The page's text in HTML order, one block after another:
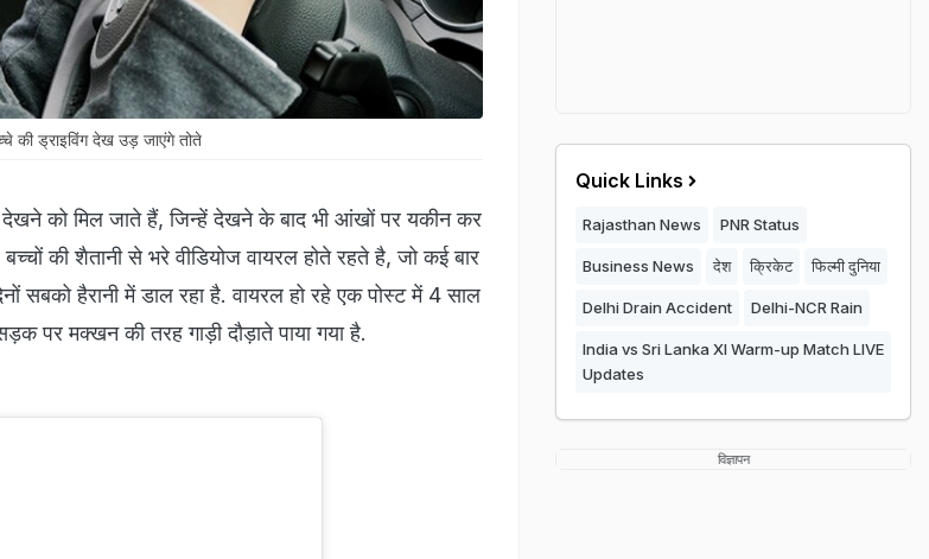
की ड्राइविंग देख उड़ जाएंगे तोते
देखने को मिल जाते हैं, जिन्हें देखने के बाद भी आंखों पर यकीन कर
की शैतानी से भरे वीडियोज वायरल होते रहते है, जो कई बार
सबको हैरानी में डाल रहा है. वायरल हो रहे एक पोस्ट में 4 साल
पर मक्खन की तरह गाड़ी दौड़ाते पाया गया है.
Quick Links
Rajasthan News PNR Status
Business News देश क्रिकेट फिल्मी दुनिया
Delhi Drain Accident Delhi-NCR Rain
India vs Sri Lanka XI Warm-up Match LIVE
Updates
विज्ञापन